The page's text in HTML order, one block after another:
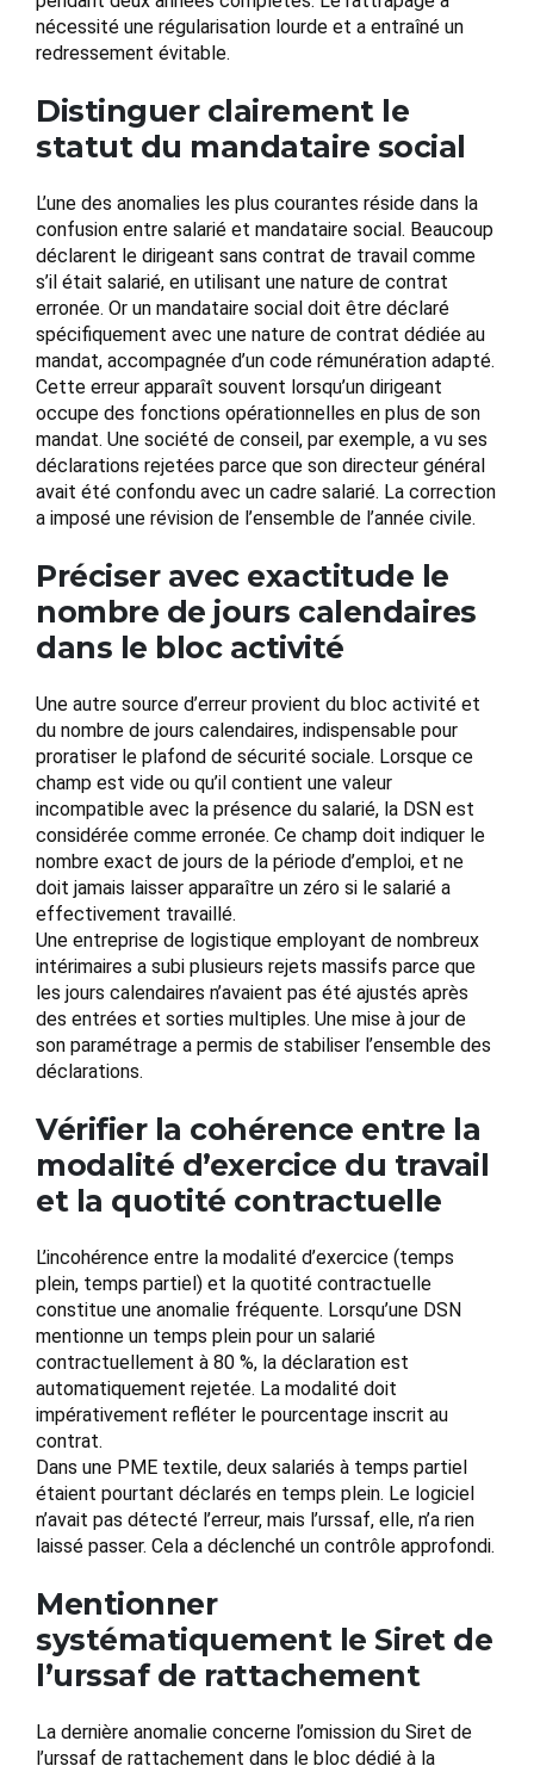
nécessité une régularisation lourde et a entraîné un
redressement évitable.
Distinguer clairement le
statut du mandataire social
L’une des anomalies les plus courantes réside dans la
confusion entre salarié et mandataire social. Beaucoup
déclarent le dirigeant sans contrat de travail comme
s’il était salarié, en utilisant une nature de contrat
erronée. Or un mandataire social doit être déclaré
spécifiquement avec une nature de contrat dédiée au
mandat, accompagnée d’un code rémunération adapté.
Cette erreur apparaît souvent lorsqu’un dirigeant
occupe des fonctions opérationnelles en plus de son
mandat. Une société de conseil, par exemple, a vu ses
déclarations rejetées parce que son directeur général
avait été confondu avec un cadre salarié. La correction
a imposé une révision de l’ensemble de l’année civile.
Préciser avec exactitude le
nombre de jours calendaires
dans le bloc activité
Une autre source d’erreur provient du bloc activité et
du nombre de jours calendaires, indispensable pour
proratiser le plafond de sécurité sociale. Lorsque ce
champ est vide ou qu’il contient une valeur
incompatible avec la présence du salarié, la DSN est
considérée comme erronée. Ce champ doit indiquer le
nombre exact de jours de la période d’emploi, et ne
doit jamais laisser apparaître un zéro si le salarié a
effectivement travaillé.
Une entreprise de logistique employant de nombreux
intérimaires a subi plusieurs rejets massifs parce que
les jours calendaires n’avaient pas été ajustés après
des entrées et sorties multiples. Une mise à jour de
son paramétrage a permis de stabiliser l’ensemble des
déclarations.
Vérifier la cohérence entre la
modalité d’exercice du travail
et la quotité contractuelle
L’incohérence entre la modalité d’exercice (temps
plein, temps partiel) et la quotité contractuelle
constitue une anomalie fréquente. Lorsqu’une DSN
mentionne un temps plein pour un salarié
contractuellement à 80 %, la déclaration est
automatiquement rejetée. La modalité doit
impérativement refléter le pourcentage inscrit au
contrat.
Dans une PME textile, deux salariés à temps partiel
étaient pourtant déclarés en temps plein. Le logiciel
n’avait pas détecté l’erreur, mais l’urssaf, elle, n’a rien
laissé passer. Cela a déclenché un contrôle approfondi.
Mentionner
systématiquement le Siret de
l’urssaf de rattachement
La dernière anomalie concerne l’omission du Siret de
l’urssaf de rattachement dans le bloc dédié à la